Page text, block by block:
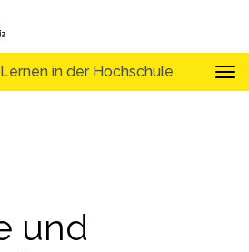
in der Hochschule
und